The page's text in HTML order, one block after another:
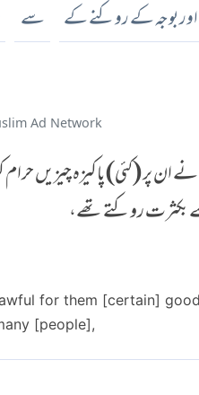
اور بوجہ کے روکنے کے سے
Ad Network
ان پر (کئی) پاکیزہ چیزیں
بکثرت روکتے تھے،
for them [certain]
[people],